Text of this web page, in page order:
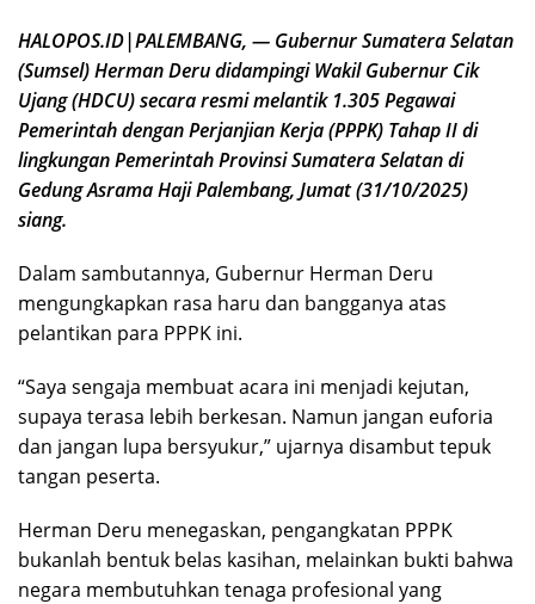
HALOPOS.ID|PALEMBANG, — Gubernur Sumatera Selatan
(Sumsel) Herman Deru didampingi Wakil Gubernur Cik
Ujang (HDCU) secara resmi melantik 1.305 Pegawai
Pemerintah dengan Perjanjian Kerja (PPPK) Tahap II di
lingkungan Pemerintah Provinsi Sumatera Selatandi
Gedung Asrama Haji Palembang, Jumat (31/10/2025)
siang.
Dalam sambutannya, Gubernur Herman Deru
mengungkapkan rasa haru dan bangganya atas
pelantikan para PPPK ini.
“Saya sengaja membuat acara ini menjadi kejutan,
supaya terasa lebih berkesan. Namun jangan euforia
dan jangan lupa bersyukur,” ujarnya disambut tepuk
tangan peserta.
Herman Deru menegaskan, pengangkatan PPPK
bukanlah bentuk belas kasihan, melainkan bukti bahwa
negara membutuhkan tenaga profesional yang